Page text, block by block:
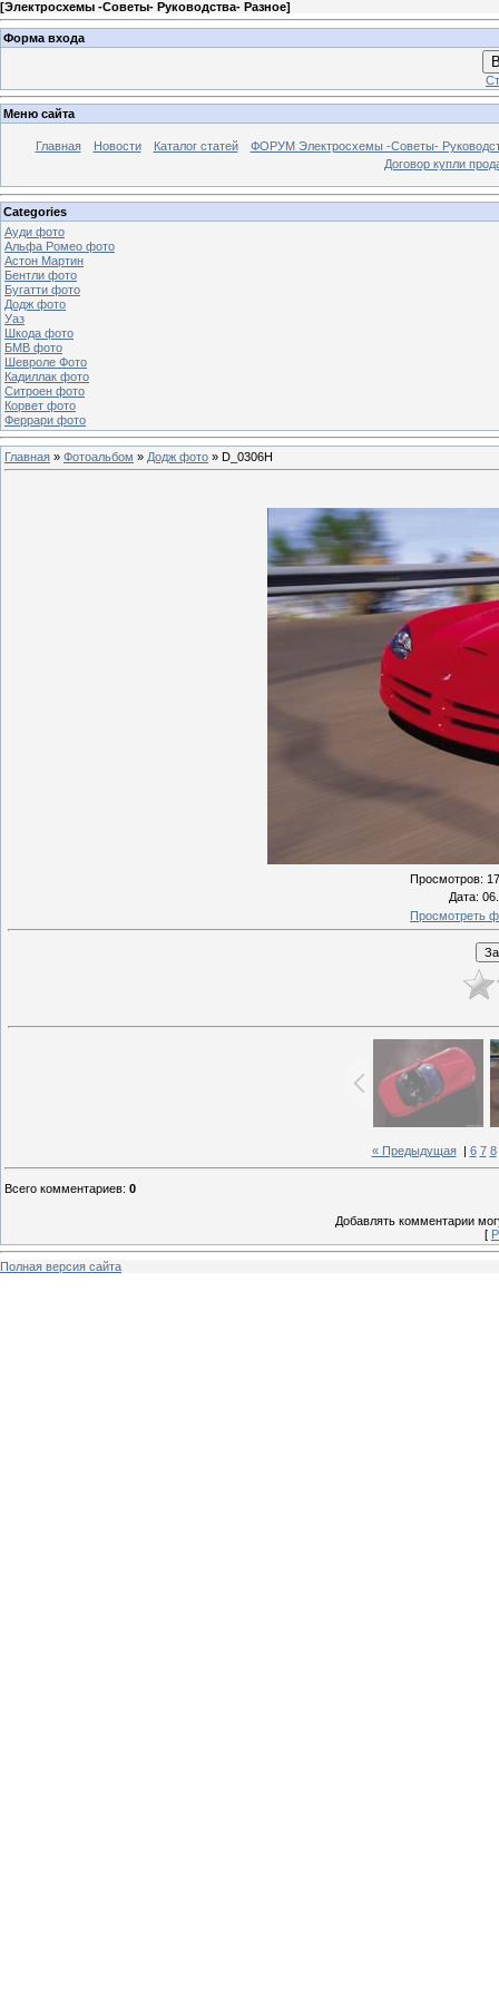
[Электросхемы -Советы- Руководства- Разное]
Форма входа
Меню сайта
Главная Новости Каталог статей
ФОРУМ Электросхемы -Советы-
Договор купли
Categories
Ауди фото
Альфа Ромео фото
Астон Мартин
Бентли фото
Бугатти фото
Додж фото
Уаз
Шкода фото
БМВ фото
Шевроле Фото
Кадиллак фото
Ситроен фото
Корвет фото
Феррари фото
Главная » Фотоальбом » Додж фото » D_0306H
Просмотров:
Дата:
Просмотреть
« Предыдущая| 6 7 8
Всего комментариев: 0
Добавлять комментарии
[
Полная версия сайта